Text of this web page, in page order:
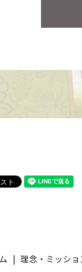
理念・ミッショ